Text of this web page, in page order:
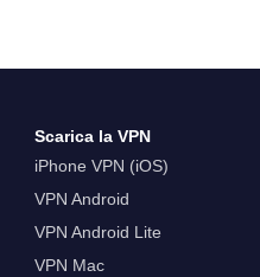
Scarica la VPN
iPhone VPN (iOS)
VPN Android
VPN Android Lite
VPN Mac